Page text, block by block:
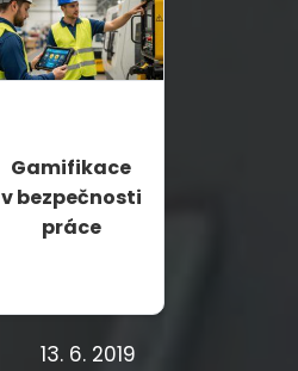
Gamifikace
v bezpečnosti
práce
13. 6. 2019